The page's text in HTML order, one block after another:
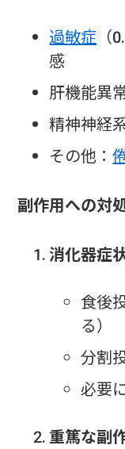
過敏症
感
肝機能異
精神神経
その他：
副作用への対
消化器症
食後
る）
分割
必要
重篤な副